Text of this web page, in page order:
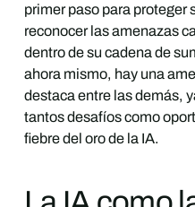
primer paso para proteger
reconocer las amenazas
dentro de su cadena de
ahora mismo, hay una
destaca entre las demás,
tantos desafíos como
fiebre del oro de la IA.